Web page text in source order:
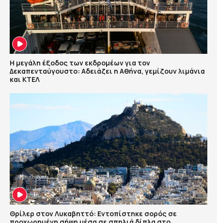
Η μεγάλη έξοδος των εκδρομέων για τον
Δεκαπενταύγουστο: Αδειάζει η Αθήνα, γεμίζουν λιμάνια
και ΚΤΕΛ
Θρίλερ στον Λυκαβηττό: Εντοπίστηκε σορός σε